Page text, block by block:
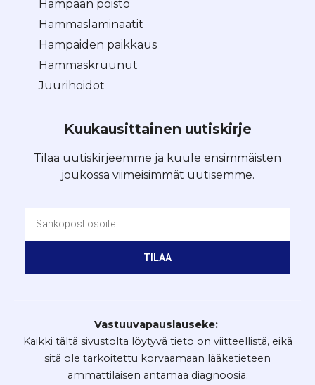
Hampaan poisto
Hammaslaminaatit
Hampaiden paikkaus
Hammaskruunut
Juurihoidot
Kuukausittainen uutiskirje
Tilaa uutiskirjeemme ja kuule ensimmäisten
joukossa viimeisimmät uutisemme.
TILAA
Vastuuvapauslauseke:
Kaikki tältä sivustolta löytyvä tieto on viitteellistä, eikä
sitä ole tarkoitettu korvaamaan lääketieteen
ammattilaisen antamaa diagnoosia.